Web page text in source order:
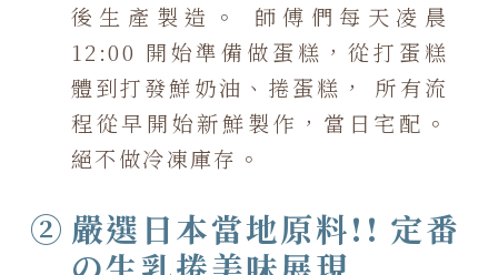
後生產製造。 師傅們每天凌晨
12:00 開始準備做蛋糕，從打蛋糕
體到打發鮮奶油、捲蛋糕， 所有流
程從早開始新鮮製作，當日宅配。
絕不做冷凍庫存。
② 嚴選日本當地原料!! 定番